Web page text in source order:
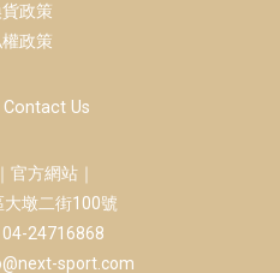
政策
政策
Us
官方網站｜
大墩二街100號
24716868
sport.com